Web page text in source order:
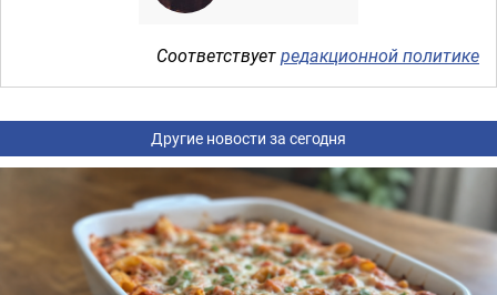
Соответствуетредакционной политике
Другие новости за сегодня